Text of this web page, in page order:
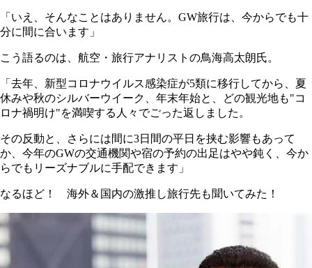
「いえ、そんなことはありません。GW旅行は、今からでも十
分に間に合います」
こう語るのは、航空・旅行アナリストの鳥海高太朗氏。
「去年、新型コロナウイルス感染症が5類に移行してから、夏
休みや秋のシルバーウイーク、年末年始と、どの観光地も"コ
ロナ禍明け"を満喫する人々でごった返しました。
その反動と、さらには間に3日間の平日を挟む影響もあって
か、今年のGWの交通機関や宿の予約の出足はやや鈍く、今か
らでもリーズナブルに手配できます」
なるほど！ 海外＆国内の激推し旅行先も聞いてみた！